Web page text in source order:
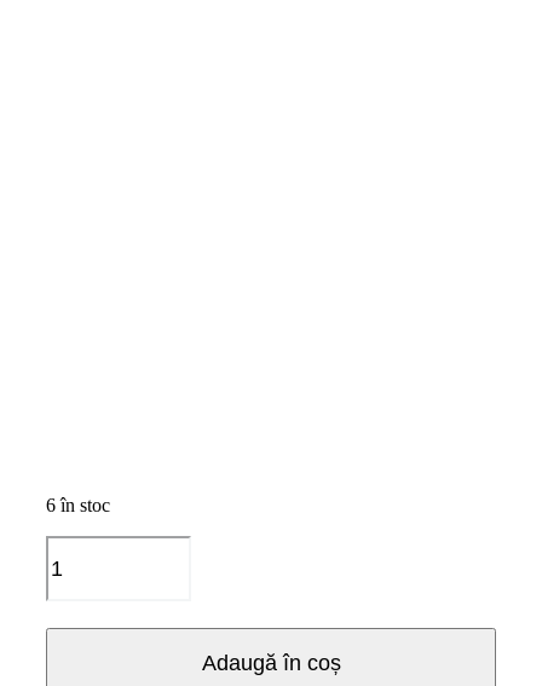
6 în stoc
EDT
Georges
Mezotti
Adaugă în coș